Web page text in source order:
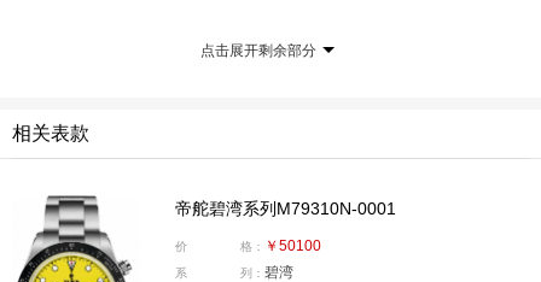
泰格豪雅摩纳哥系列CDW2181.FC8360
点击展开剩余部分
相关表款
帝舵碧湾系列M79310N-0001
价 格： ￥50100
系 列： 碧湾